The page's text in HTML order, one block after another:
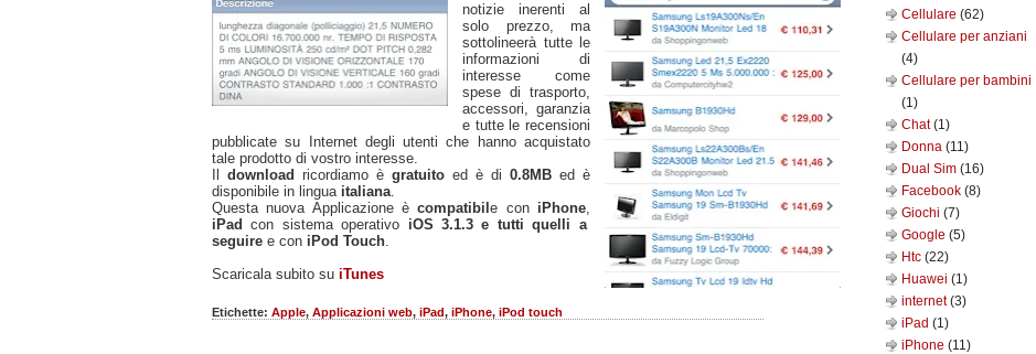
notizie inerenti al
solo prezzo, ma
sottolineerà tutte le
informazioni di
interesse come
spese di trasporto,
accessori, garanzia
e tutte le recensioni
pubblicate su Internet degli utenti che hanno acquistato
tale prodotto di vostro interesse.
Il download ricordiamo è gratuito ed è di 0.8MB ed è
disponibile in lingua italiana
Questa nuova Applicazione ècompatibile con iPhone
iPadcon sistema operativo iOS 3.1.3 e tutti quelli a
seguire e con iPod Touch
Scaricala subito su iTunes
Etichette: Apple, Applicazioni web, iPad, iPhone, iPod touch
Cellulare (62)
Cellulare per anziani
(4)
Cellulare per bambini
(1)
Chat(1)
Donna (11)
Dual Sim (16)
Facebook (8)
Giochi (7)
Google (5)
Htc (22)
Huawei (1)
internet(3)
iPad (1)
iPhone (11)